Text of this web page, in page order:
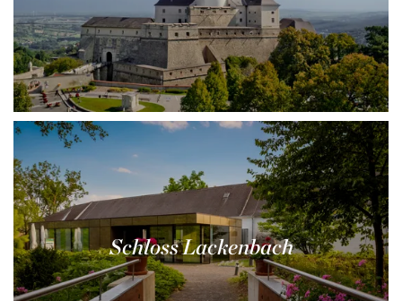
Schloss Lackenbach